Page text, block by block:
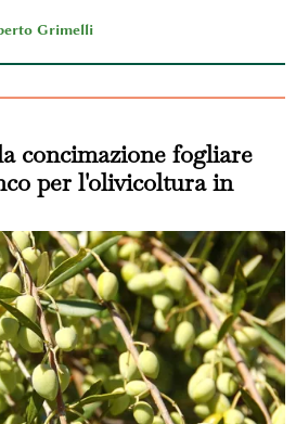
Grimelli
concimazione fogliare
per l'olivicoltura in